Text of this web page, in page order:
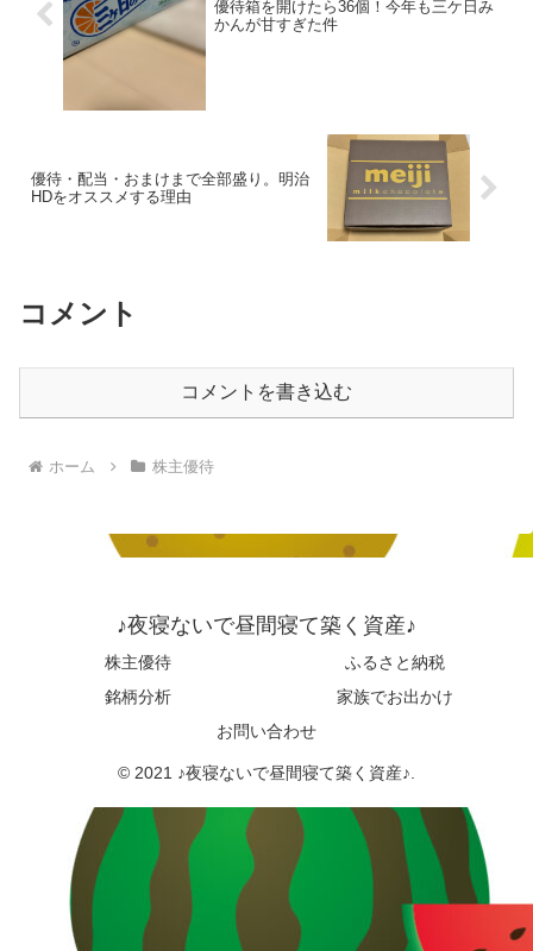
優待箱を開けたら36個！今年も三ケ日み
かんが甘すぎた件
優待・配当・おまけまで全部盛り。明治
HDをオススメする理由
コメント
コメントを書き込む
ホーム 株主優待
♪夜寝ないで昼間寝て築く資産♪
株主優待
ふるさと納税
銘柄分析
家族でお出かけ
お問い合わせ
© 2021 ♪夜寝ないで昼間寝て築く資産♪.